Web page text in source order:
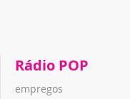
Rádio POP
empregos